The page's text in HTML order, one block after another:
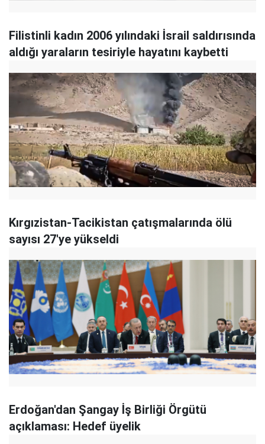
Filistinli kadın 2006 yılındaki İsrail saldırısında
aldığı yaraların tesiriyle hayatını kaybetti
Kırgızistan-Tacikistan çatışmalarında ölü
sayısı 27'ye yükseldi
Erdoğan'dan Şangay İş Birliği Örgütü
açıklaması: Hedef üyelik